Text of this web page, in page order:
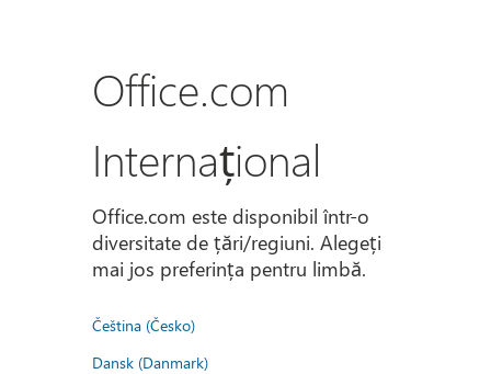
Office.com
Internațional
Office.com este disponibil într-o
diversitate de țări/regiuni. Alegeți
mai jos preferința pentru limbă.
Čeština (Česko)
Dansk (Danmark)